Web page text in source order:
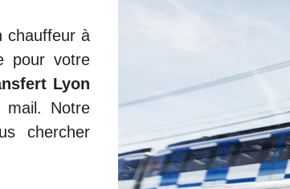
chauffeur à
pour votre
Lyon
Notre
chercher